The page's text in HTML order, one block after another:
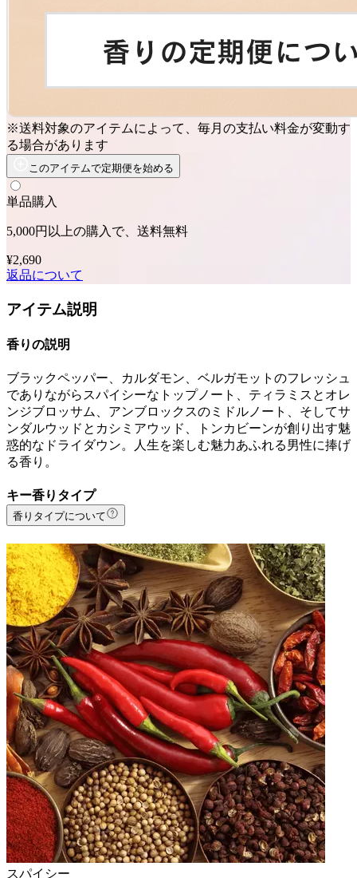
※送料対象のアイテムによって、毎月の支払い料金が変動す
る場合があります
このアイテムで定期便を始める
単品購入
5,000円以上の購入で、送料無料
¥2,690
返品について
アイテム説明
香りの説明
ブラックペッパー、カルダモン、ベルガモットのフレッシュ
でありながらスパイシーなトップノート、ティラミスとオレ
ンジブロッサム、アンブロックスのミドルノート、そしてサ
ンダルウッドとカシミアウッド、トンカビーンが創り出す魅
惑的なドライダウン。人生を楽しむ魅力あふれる男性に捧げ
る香り。
キー香りタイプ
香りタイプについて
スパイシー